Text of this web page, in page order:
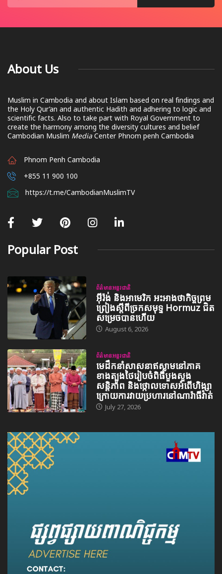
About Us
Muslim in Cambodia and about Islam based on real findings and
the Holy Qur’an and authentic Hadith and adhering to logic and
scientific facts. Also to take part with Royal Government to
create the harmony among the diversity cultures and belief
Cambodian Muslim Media Center Phnom penh Cambodia
Phnom Penh Cambodia
+855 11 900 100
https://t.me/CambodianMuslimTV
Popular Post
ព័ត៌មានអន្តរជាតិ
អ៊ីរ៉ង់ និងអាមេរិក អះអាងថាកិច្ចព្រម
ព្រៀងស្តីពីច្រកសមុទ្ទ Hormuz ជិត
សម្រេចបានហើយ
August 6, 2026
ព័ត៌មានអន្តរជាតិ
មេដឹកនាំសាសនាឥស្លាមនៅភាគ
ខាងត្បូងថៃរៀបចំពិធីបួងសួង
សន្តិភាព និងថ្កោលទោសអំពើហិង្សា
ក្រោយការវាយប្រហារនៅណារ៉ាធីវ៉ាត់
July 27, 2026